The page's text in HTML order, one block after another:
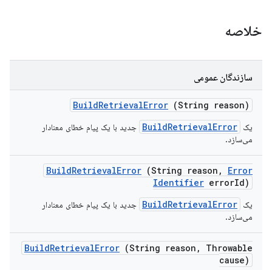
خلاصه
سازندگان عمومی
BuildRetrievalError (String reason)
یک BuildRetrievalError جدید با یک پیام خطای معنادار
می‌سازد.
BuildRetrievalError (String reason ,
Error
Identifier errorId)
یک BuildRetrievalError جدید با یک پیام خطای معنادار
می‌سازد.
BuildRetrievalError (String reason ,
Throwable
cause)